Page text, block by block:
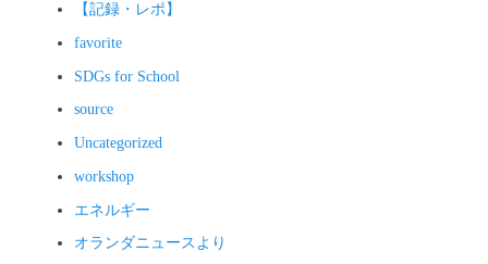
【記録・レポ】
favorite
SDGs for School
source
Uncategorized
workshop
エネルギー
オランダニュースより